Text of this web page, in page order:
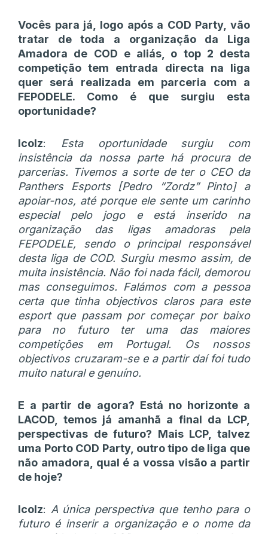
Vocês para já, logo após a COD Party, vão
tratar de toda a organização da Liga
Amadora de COD e aliás, o top 2 desta
competição tem entrada directa na liga
quer será realizada em parceria com a
FEPODELE. Como é que surgiu esta
oportunidade?
Icolz: Esta oportunidade surgiu com
insistência da nossa parte há procura de
parcerias. Tivemos a sorte de ter o CEO da
Panthers Esports [Pedro “Zordz” Pinto] a
apoiar-nos, até porque ele sente um carinho
especial pelo jogo e está inserido na
organização das ligas amadoras pela
FEPODELE, sendo o principal responsável
desta liga de COD. Surgiu mesmo assim, de
muita insistência. Não foi nada fácil, demorou
mas conseguimos. Falámos com a pessoa
certa que tinha objectivos claros para este
esport que passam por começar por baixo
para no futuro ter uma das maiores
competições em Portugal. Os nossos
objectivos cruzaram-se e a partir daí foi tudo
muito natural e genuíno.
E a partir de agora? Está no horizonte a
LACOD, temos já amanhã a final da LCP,
perspectivas de futuro? Mais LCP, talvez
uma Porto COD Party, outro tipo de liga que
não amadora, qual é a vossa visão a partir
de hoje?
Icolz: A única perspectiva que tenho para o
futuro é inserir a organização e o nome da